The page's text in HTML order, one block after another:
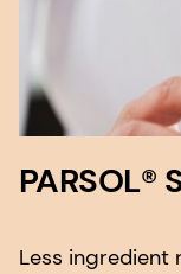
PARSOL®
Less ingredient